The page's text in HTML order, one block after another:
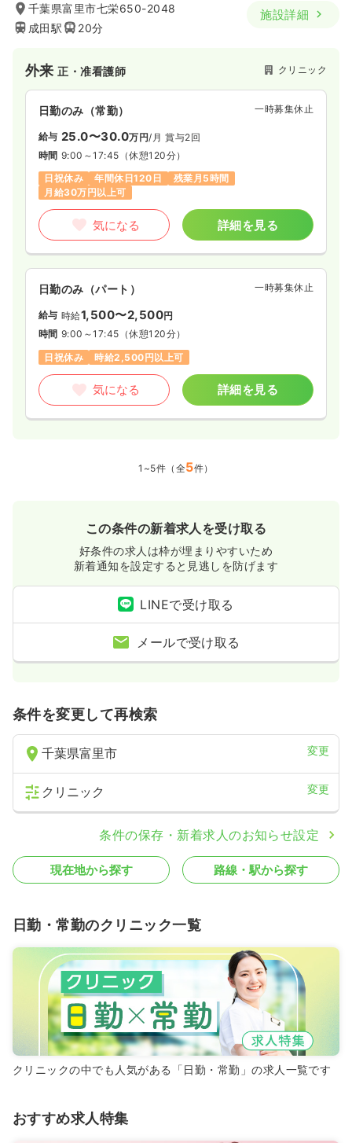
千葉県富里市七栄650-2048
成田駅
20分
施設詳細
外来正・准看護師 クリニック
日勤のみ（常勤） 一時募集休止
給与 25.0〜30.0万円/月 賞与2回
時間 9:00～17:45 （休憩120分）
日祝休み
年間休日120日
残業月5時間
月給30万円以上可
気になる 詳細を見る
日勤のみ（パート） 一時募集休止
給与 時給1,500〜2,500円
時間 9:00～17:45 （休憩120分）
日祝休み
時給2,500円以上可
気になる 詳細を見る
1~5件（全5件）
この条件の新着求人を受け取る
好条件の求人は枠が埋まりやすいため
新着通知を設定すると見逃しを防げます
LINEで受け取る
メールで受け取る
条件を変更して再検索
千葉県富里市 変更
クリニック 変更
条件の保存・新着求人のお知らせ設定
現在地から探す 路線・駅から探す
日勤・常勤のクリニック一覧
クリニックの中でも人気がある「日勤・常勤」の求人一覧です
おすすめ求人特集